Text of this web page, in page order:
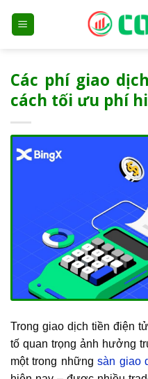
Các phí giao
cách tối ưu phí
Trong giao dịch tiền điện
tố quan trọng ảnh hưởng
một trong nhữngsàn giao